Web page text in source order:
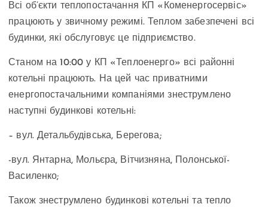
Всі об’єкти теплопостачання КП «Коменергосервіс»
працюють у звичному режимі. Теплом забезпечені всі
будинки, які обслуговує це підприємство.
Станом на 10:00 у КП «Теплоенерго» всі районні
котельні працюють. На цей час приватними
енергопостачальними компаніями знеструмлено
наступні будинкові котельні:
– вул. Детальбудівська, Берегова;
-вул. Янтарна, Мольєра, Вітчизняна, Полонської-
Василенко;
Також знеструмлено будинкові котельні та тепло